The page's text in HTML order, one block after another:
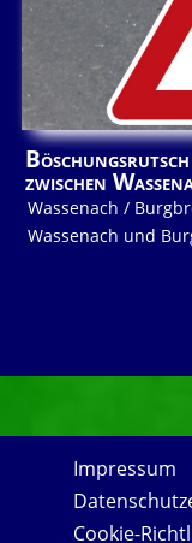
zwischen
Wassenach /
Wassenach und
Impressum
Cookie-